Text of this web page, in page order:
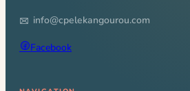
info@cpelekangourou.com
Facebook